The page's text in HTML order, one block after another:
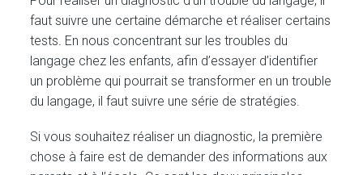
faut suivre une certaine démarche et réaliser certains
tests. En nous concentrant sur les troubles du
langage chez les enfants, afin d’essayer d’identifier
un problème qui pourrait se transformer en un trouble
du langage, il faut suivre une série de stratégies.
Si vous souhaitez réaliser un diagnostic, la première
chose à faire est de demander des informations aux